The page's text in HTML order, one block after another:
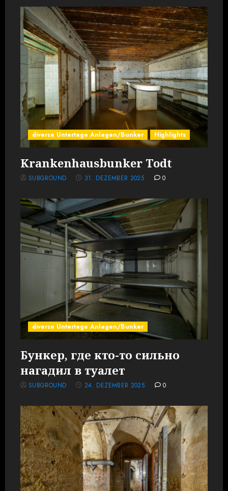
diverse Untertage Anlagen/Bunker Highlights
Krankenhausbunker Todt
SUBGROUND 31. DEZEMBER 2025 0
diverse Untertage Anlagen/Bunker
Бункер, где кто-то сильно
нагадил в туалет
SUBGROUND 24. DEZEMBER 2025 0